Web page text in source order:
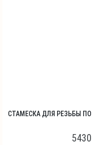
СТАМЕСКА ДЛЯ РЕЗЬБЫ
5430